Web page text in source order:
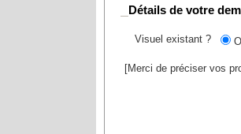
Détails de votre
Visuel existant ?
[Merci de préciser vos